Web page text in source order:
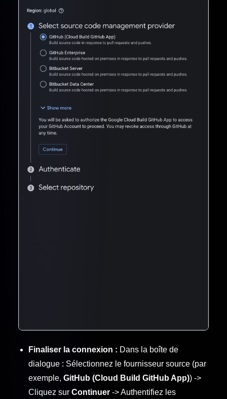
Finaliser la connexion : Dans la boîte de
dialogue : Sélectionnez le fournisseur source (par
exemple, GitHub (Cloud Build GitHub App)) ->
Cliquez sur Continuer -> Authentifiez les